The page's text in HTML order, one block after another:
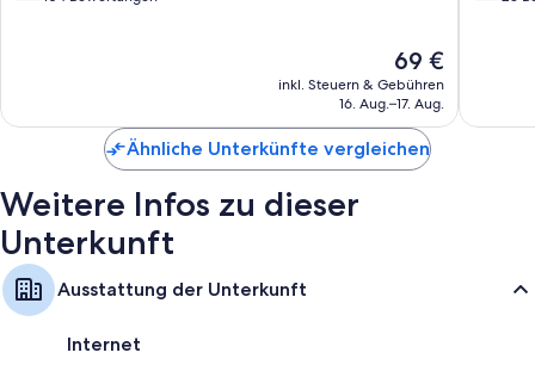
Rollstuhlgeeignete Duschen, Haltegriffe in der Dusche und
40-Zoll-Flachbildfernseher mit Premium-TV-Sendern
Babybetten (kostenlos), Wasserkocher und Zimmerreinigung
Der
Preis
beträgt
69 €
inkl. Steuern & Gebühren
16. Aug.–17. Aug.
Ähnliche Unterkünfte vergleichen
Weitere Infos zu dieser
Unterkunft
Ausstattung der Unterkunft
Internet